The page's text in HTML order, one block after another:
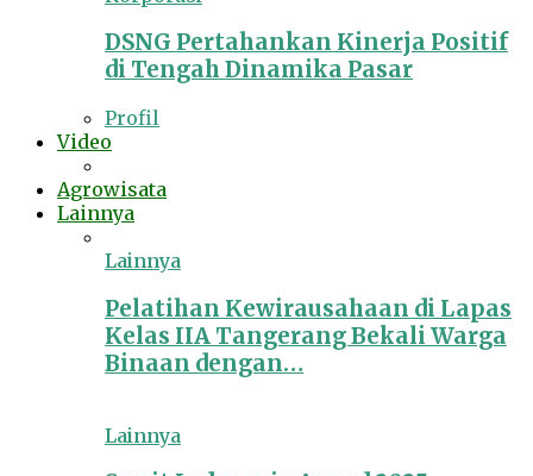
DSNG Pertahankan Kinerja Positif
di Tengah Dinamika Pasar
Profil
Video
Agrowisata
Lainnya
Lainnya
Pelatihan Kewirausahaan di Lapas
Kelas IIA Tangerang Bekali Warga
Binaan dengan…
Lainnya